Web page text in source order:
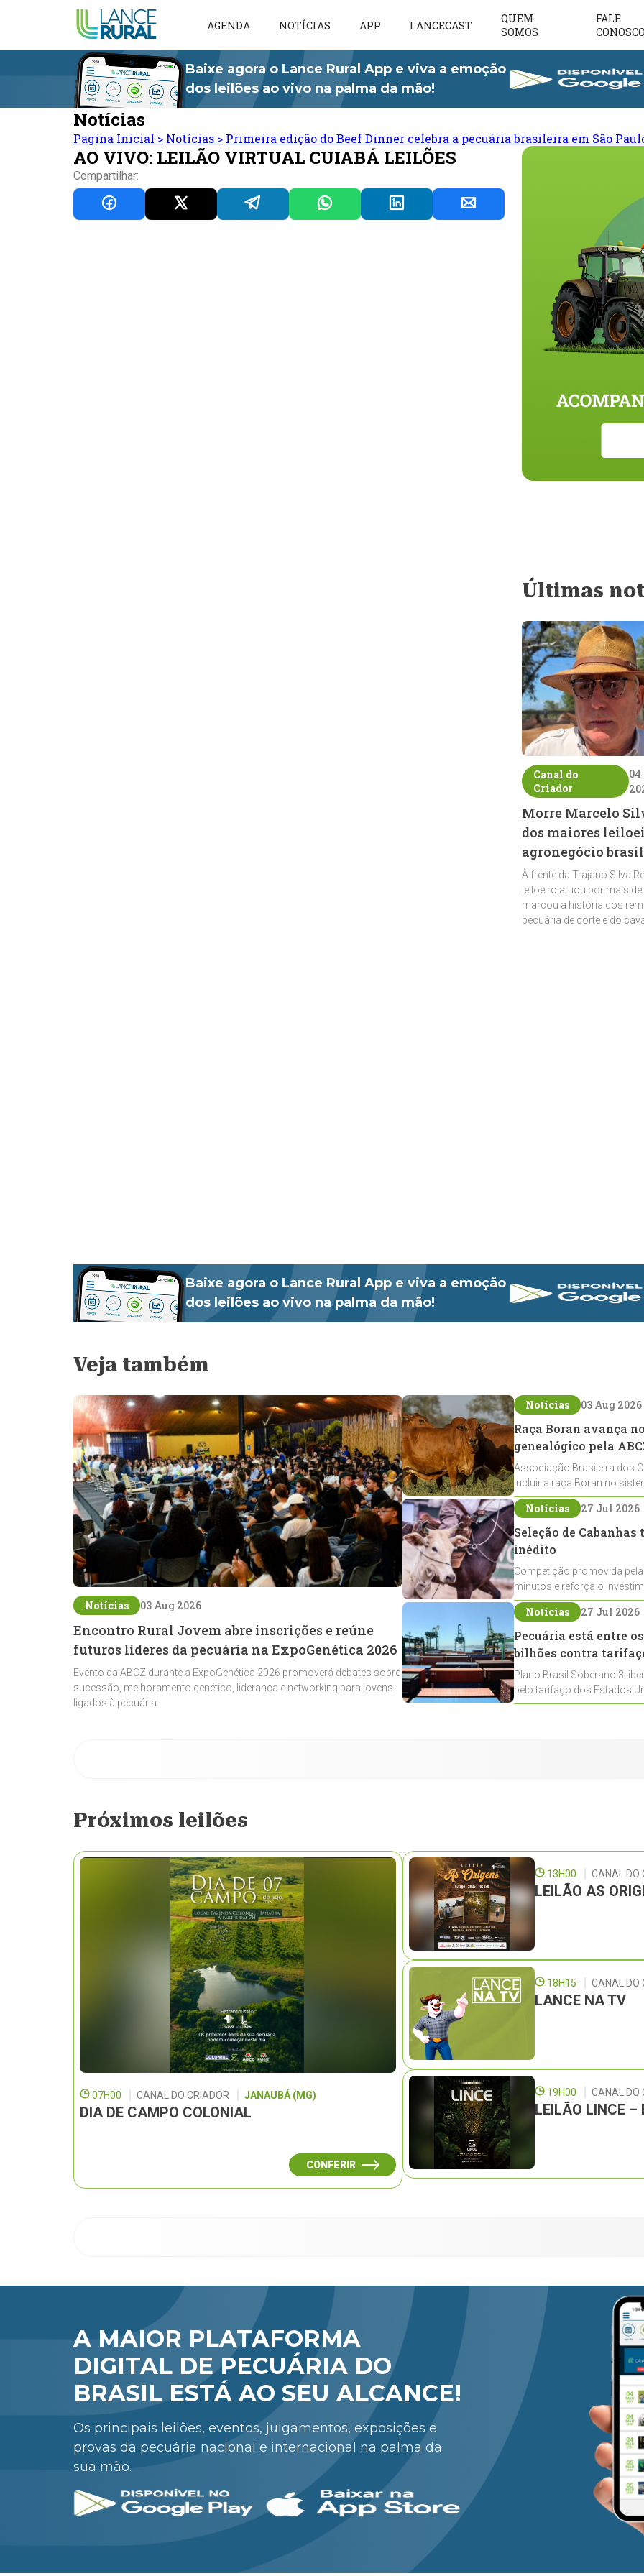
AGENDA NOTÍCIAS APP LANCECAST
QUEM
SOMOS
FALE
CONOSCO
Baixe agora o Lance Rural App e viva a emoção
dos leilões ao vivo na palma da mão!
Notícias
Pagina Inicial > Notícias > Primeira edição do Beef Dinner celebra a pecuária brasileira em São
AO VIVO: LEILÃO VIRTUAL CUIABÁ LEILÕES
Compartilhar:
Últimas
Canal do
Criador
04
Morre Marcelo
dos maiores
agronegócio
À frente da Trajano Silva
leiloeiro atuou por mais
marcou a história dos
pecuária de corte e do
Baixe agora o Lance Rural App e viva a emoção
dos leilões ao vivo na palma da mão!
Veja também
Notícias 03 Aug 2026
Encontro Rural Jovem abre inscrições e reúne
futuros líderes da pecuária na ExpoGenética 2026
Evento da ABCZ durante a ExpoGenética 2026 promoverá debates sobre
sucessão, melhoramento genético, liderança e networking para jovens
ligados à pecuária
Notícias 03 Aug 2026
Raça Boran avança
genealógico pela
Associação Brasileira dos
incluir a raça Boran no
expansão na pecuária
Notícias 27 Jul 2026
Seleção de
inédito
Competição promovida
minutos e reforça o
Crioulos voltados ao laço
Notícias 27 Jul 2026
Pecuária está entre
bilhões contra
Plano Brasil Soberano 3
pelo tarifaço dos Estados
contemplados
Próximos leilões
07H00 CANAL DO CRIADOR JANAUBÁ (MG)
DIA DE CAMPO COLONIAL
CONFERIR
13H00 CANAL DO
LEILÃO AS
18H15 CANAL DO
LANCE NA TV
19H00 CANAL DO
LEILÃO LINCE –
A MAIOR PLATAFORMA
DIGITAL DE PECUÁRIA DO
BRASIL ESTÁ AO SEU ALCANCE!
Os principais leilões, eventos, julgamentos, exposições e
provas da pecuária nacional e internacional na palma da
sua mão.